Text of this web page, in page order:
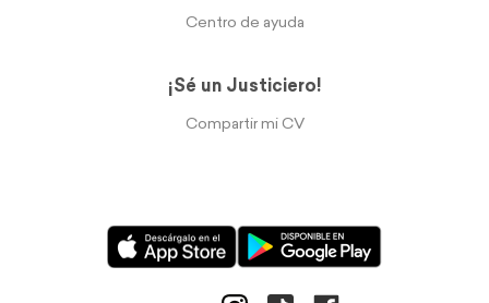
Centro de ayuda
¡Sé un Justiciero!
Compartir mi CV